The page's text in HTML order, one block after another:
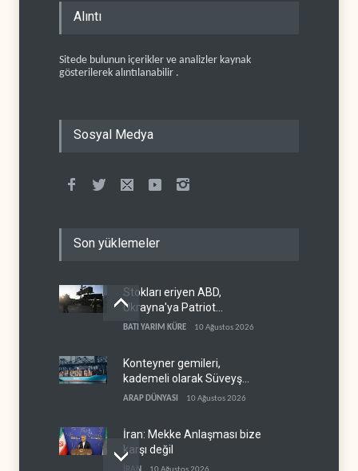
Alıntı
Sitede bulunun içerikler ve analizler kaynak
gösterilerek alıntılanabilir .
Sosyal Medya
Son yüklemeler
Stokları eriyen ABD,
Ukrayna'ya Patriot
vermemek için bahane
BATI YARIM KÜRE 10 Ağustos 2026
Konteyner gemileri,
kademeli olarak Süveyş
güzergahına dönüyor
ARAP DÜNYASI 10 Ağustos 2026
İran: Mekke Anlaşması bize
karşı değil